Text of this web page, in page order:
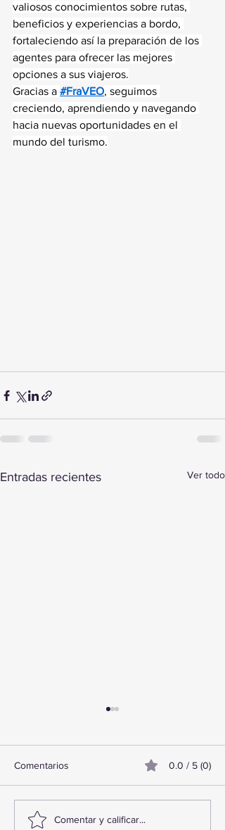
valiosos conocimientos sobre rutas,
beneficios y experiencias a bordo,
fortaleciendo así la preparación de los
agentes para ofrecer las mejores
opciones a sus viajeros.
Gracias a #FraVEO, seguimos
creciendo, aprendiendo y navegando
hacia nuevas oportunidades en el
mundo del turismo.
Entradas recientes Ver todo
TourTravelynByFraveo
Comentarios 0.0 / 5 (0)
Comentar y calificar...